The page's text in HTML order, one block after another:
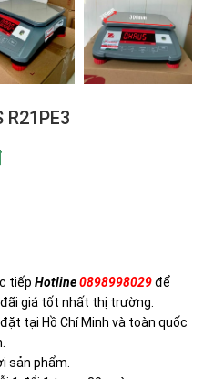
tiếp Hotline0898998029để
giá tốt nhất thị trường.
tại Hồ Chí Minh và toàn quốc
sản phẩm.